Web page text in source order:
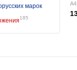
марок
185
А4